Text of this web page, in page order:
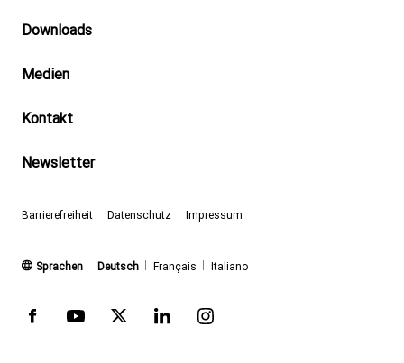
Downloads
Medien
Kontakt
Newsletter
Barrierefreiheit Datenschutz Impressum
Sprachen Deutsch
(aktiv)
Français Italiano